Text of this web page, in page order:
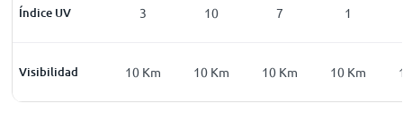
Índice UV 3 10 7 1
Visibilidad
Km 10Km 10 Km 10 Km 10 Km 10 Km